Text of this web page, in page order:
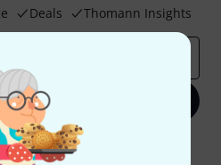
Deals Thomann Insights
anmelden
stimmen Sie dem Erhalt von E-Mail-
E-Mail-Nutzungsverhaltens zu. Die